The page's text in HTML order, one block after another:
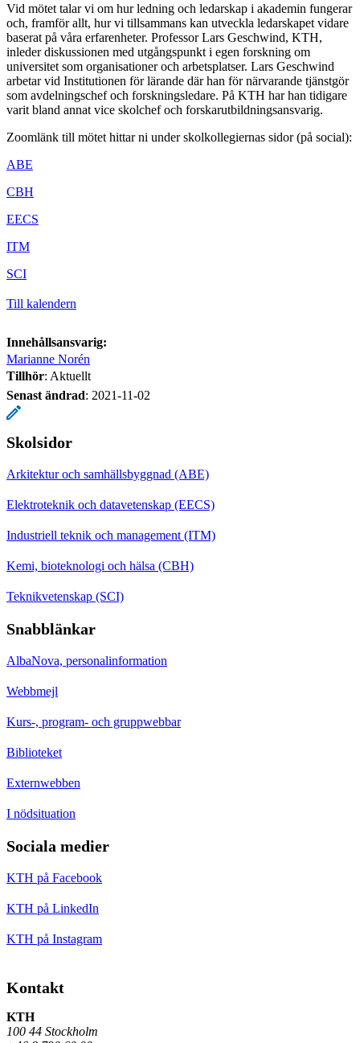
Vid mötet talar vi om hur ledning och ledarskap i akademin fungerar
och, framför allt, hur vi tillsammans kan utveckla ledarskapet vidare
baserat på våra erfarenheter. Professor Lars Geschwind, KTH,
inleder diskussionen med utgångspunkt i egen forskning om
universitet som organisationer och arbetsplatser. Lars Geschwind
arbetar vid Institutionen för lärande där han för närvarande tjänstgör
som avdelningschef och forskningsledare. På KTH har han tidigare
varit bland annat vice skolchef och forskarutbildningsansvarig.
Zoomlänk till mötet hittar ni under skolkollegiernas sidor (på social):
ABE
CBH
EECS
ITM
SCI
Till kalendern
Innehållsansvarig:
Marianne Norén
Tillhör: Aktuellt
Senast ändrad: 2021-11-02
Skolsidor
Arkitektur och samhällsbyggnad (ABE)
Elektroteknik och datavetenskap (EECS)
Industriell teknik och management (ITM)
Kemi, bioteknologi och hälsa (CBH)
Teknikvetenskap (SCI)
Snabblänkar
AlbaNova, personalinformation
Webbmejl
Kurs-, program- och gruppwebbar
Biblioteket
Externwebben
I nödsituation
Sociala medier
KTH på Facebook
KTH på LinkedIn
KTH på Instagram
Kontakt
KTH
100 44 Stockholm